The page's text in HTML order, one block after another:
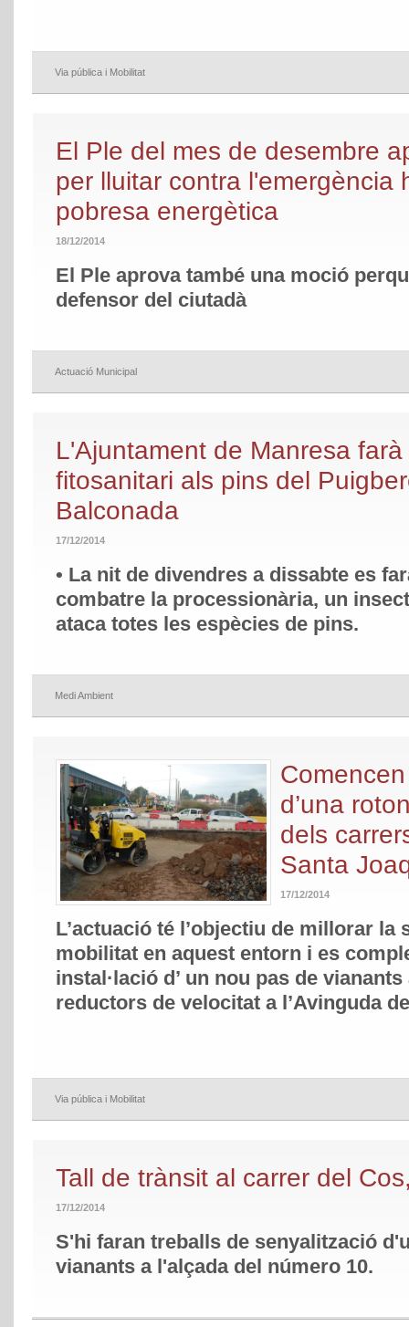
Via pública i Mobilitat
El Ple del mes de desembre
per lluitar contra l'emergència
pobresa energètica
18/12/2014
El Ple aprova també una moció
defensor del ciutadà
Actuació Municipal
L'Ajuntament de Manresa
fitosanitari als pins del
Balconada
17/12/2014
• La nit de divendres a dissabte es
combatre la processionària, un
ataca totes les espècies de pins.
Medi Ambient
d’una
dels
Santa
17/12/2014
L’actuació té l’objectiu de millorar la
mobilitat en aquest entorn i es
instal·lació d’ un nou pas de
reductors de velocitat a l’Avinguda
Via pública i Mobilitat
Tall de trànsit al carrer del
17/12/2014
S'hi faran treballs de senyalització
vianants a l'alçada del número 10.